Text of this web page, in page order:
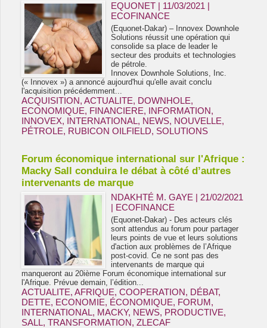
EQUONET | 11/03/2021 |
ECOFINANCE
(Equonet-Dakar) – Innovex Downhole
Solutions réussit une opération qui
consolide sa place de leader le
secteur des produits et technologies
de pétrole.
Innovex Downhole Solutions, Inc.
(« Innovex ») a annoncé aujourd'hui qu'elle avait conclu
l'acquisition précédemment...
ACQUISITION, ACTUALITE, DOWNHOLE,
ECONOMIQUE, FINANCIERE, INFORMATION,
INNOVEX, INTERNATIONAL, NEWS, NOUVELLE,
PÉTROLE, RUBICON OILFIELD, SOLUTIONS
Forum économique international sur l'Afrique :
Macky Sall conduira le débat à côté d’autres
intervenants de marque
NDAKHTÉ M. GAYE | 21/02/2021
| ECOFINANCE
(Equonet-Dakar) - Des acteurs clés
sont attendus au forum pour partager
leurs points de vue et leurs solutions
d'action aux problèmes de l’Afrique
post-covid. Ce ne sont pas des
intervenants de marque qui
manqueront au 20ième Forum économique international sur
l'Afrique. Prévue demain, l’édition...
ACTUALITE, AFRIQUE, COOPERATION, DÉBAT,
DETTE, ECONOMIE, ÉCONOMIQUE, FORUM,
INTERNATIONAL, MACKY, NEWS, PRODUCTIVE,
SALL, TRANSFORMATION, ZLECAF